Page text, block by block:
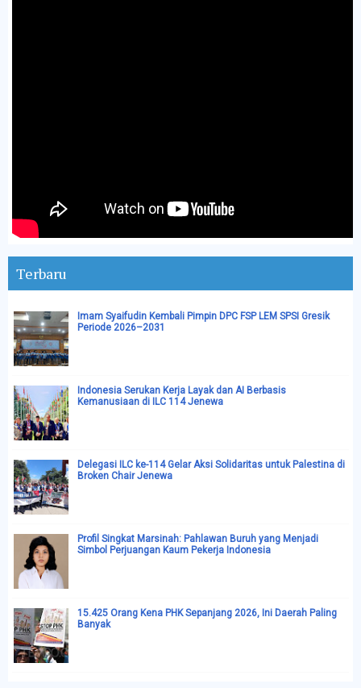
Terbaru
Imam Syaifudin Kembali Pimpin DPC FSP LEM SPSI Gresik
Periode 2026–2031
Indonesia Serukan Kerja Layak dan AI Berbasis
Kemanusiaan di ILC 114 Jenewa
Delegasi ILC ke-114 Gelar Aksi Solidaritas untuk Palestina di
Broken Chair Jenewa
Profil Singkat Marsinah: Pahlawan Buruh yang Menjadi
Simbol Perjuangan Kaum Pekerja Indonesia
15.425 Orang Kena PHK Sepanjang 2026, Ini Daerah Paling
Banyak